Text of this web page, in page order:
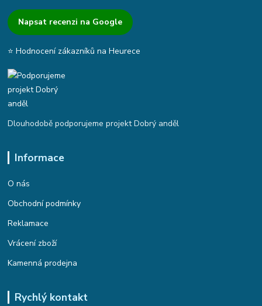
Napsat recenzi na Google
⭐ Hodnocení zákazníků na Heurece
Dlouhodobě podporujeme projekt Dobrý anděl
Informace
O nás
Obchodní podmínky
Reklamace
Vrácení zboží
Kamenná prodejna
Rychlý kontakt